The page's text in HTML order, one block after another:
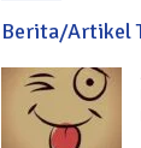
Berita/Artikel